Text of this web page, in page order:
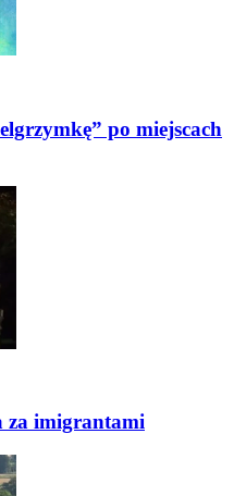
po miejscach
za imigrantami